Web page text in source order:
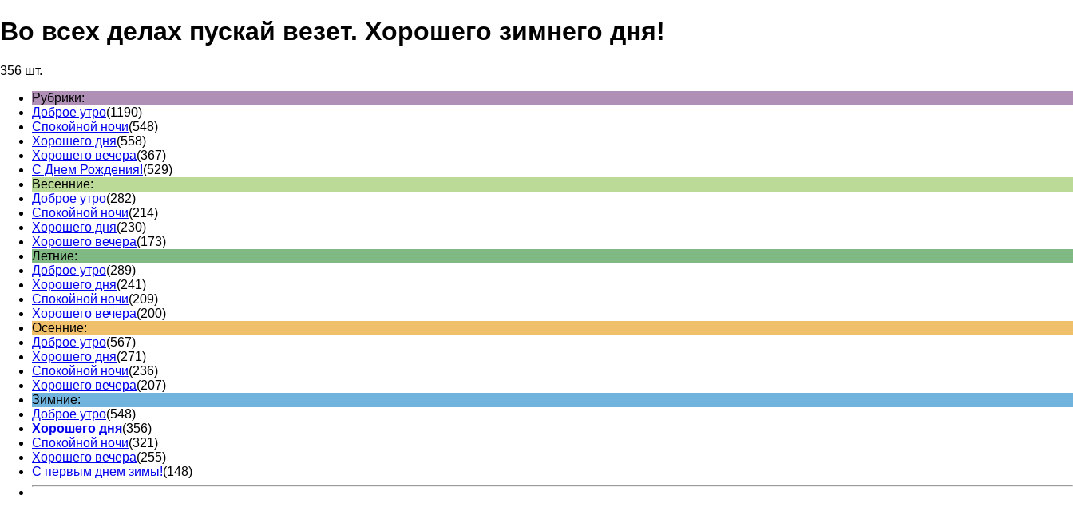
Во всех делах пускай везет. Хорошего зимнего дня!
356 шт.
Рубрики:
Доброе утро(1190)
Спокойной ночи(548)
Хорошего дня(558)
Хорошего вечера(367)
С Днем Рождения!(529)
Весенние:
Доброе утро(282)
Спокойной ночи(214)
Хорошего дня(230)
Хорошего вечера(173)
Летние:
Доброе утро(289)
Хорошего дня(241)
Спокойной ночи(209)
Хорошего вечера(200)
Осенние:
Доброе утро(567)
Хорошего дня(271)
Спокойной ночи(236)
Хорошего вечера(207)
Зимние:
Доброе утро(548)
Хорошего дня(356)
Спокойной ночи(321)
Хорошего вечера(255)
С первым днем зимы!(148)